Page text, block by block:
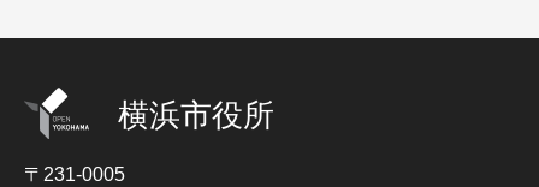
横浜市役所
〒231-0005